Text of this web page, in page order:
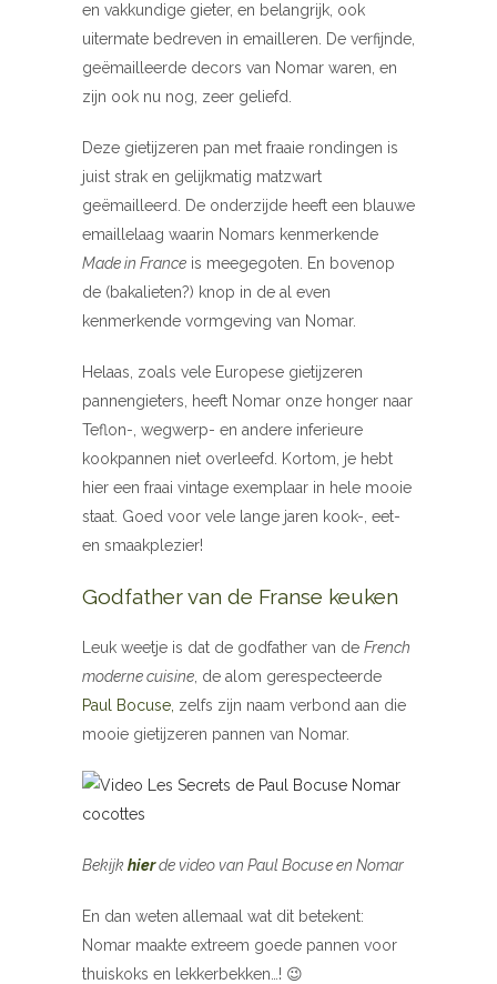
en vakkundige gieter, en belangrijk, ook
uitermate bedreven in emailleren. De verfijnde,
geëmailleerde decors van Nomar waren, en
zijn ook nu nog, zeer geliefd.
Deze gietijzeren pan met fraaie rondingen is
juist strak en gelijkmatig matzwart
geëmailleerd. De onderzijde heeft een blauwe
emaillelaag waarin Nomars kenmerkende
Made in France is meegegoten. En bovenop
de (bakalieten?) knop in de al even
kenmerkende vormgeving van Nomar.
Helaas, zoals vele Europese gietijzeren
pannengieters, heeft Nomar onze honger naar
Teflon-, wegwerp- en andere inferieure
kookpannen niet overleefd. Kortom, je hebt
hier een fraai vintage exemplaar in hele mooie
staat. Goed voor vele lange jaren kook-, eet-
en smaakplezier!
Godfather van de Franse keuken
Leuk weetje is dat de godfather van de French
moderne cuisine , de alom gerespecteerde
Paul Bocuse, zelfs zijn naam verbond aan die
mooie gietijzeren pannen van Nomar.
Bekijk hierde video van Paul Bocuse en Nomar
En dan weten allemaal wat dit betekent:
Nomar maakte extreem goede pannen voor
thuiskoks en lekkerbekken…! 😉